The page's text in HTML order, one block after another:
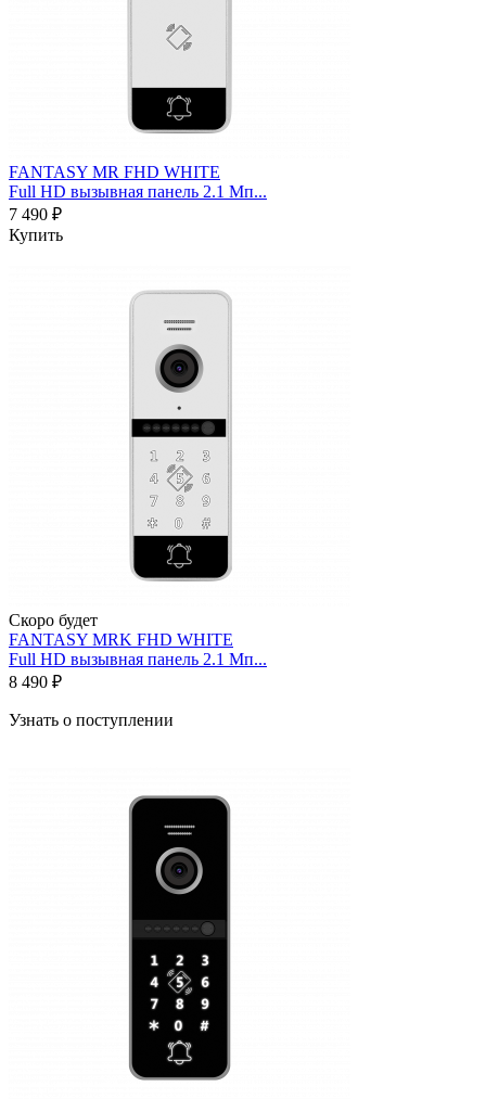
FANTASY MR FHD WHITE
Full HD вызывная панель 2.1 Мп...
7 490 ₽
Купить
Скоро будет
FANTASY MRK FHD WHITE
Full HD вызывная панель 2.1 Мп...
8 490 ₽
Узнать о поступлении